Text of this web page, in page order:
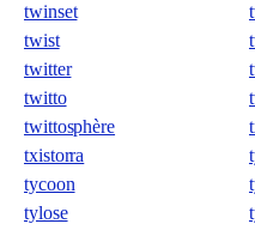
twinset
twist
twitter
twitto
twittosphère
txistorra
tycoon
tylose